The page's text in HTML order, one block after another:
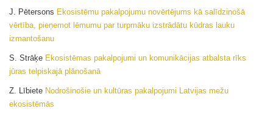
J. Pētersons Ekosistēmu pakalpojumu novērtējums kā salīdzinošā
vērtība, pieņemot lēmumu par turpmāku izstrādātu kūdras lauku
izmantošanu
S. Strāķe Ekosistēmas pakalpojumi un komunikācijas atbalsta rīks
jūras telpiskajā plānošanā
Z. Lībiete Nodrošinošie un kultūras pakalpojumi Latvijas mežu
ekosistēmās